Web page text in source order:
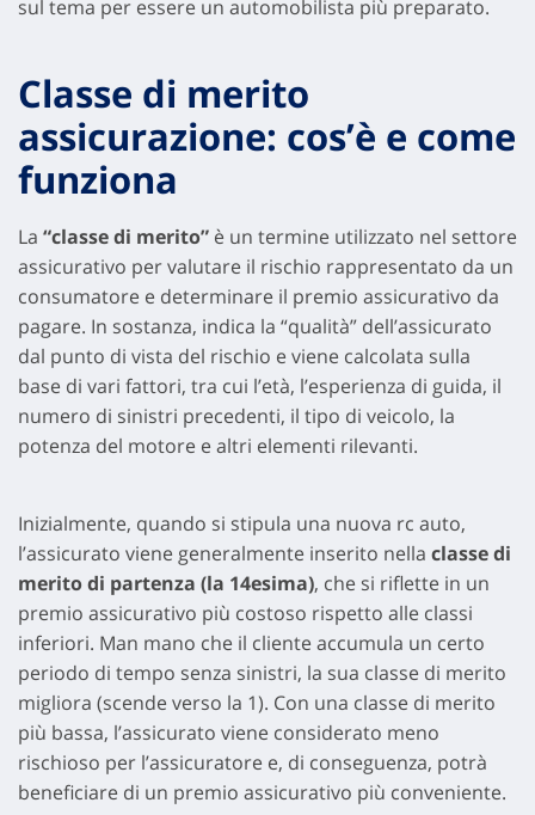
sul tema per essere un automobilista più preparato.
Classe di merito
assicurazione: cos’è e come
funziona
La “classe di merito” è un termine utilizzato nel settore
assicurativo per valutare il rischio rappresentato da un
consumatore e determinare il premio assicurativo da
pagare. In sostanza, indica la “qualità” dell’assicurato
dal punto di vista del rischio e viene calcolata sulla
base di vari fattori, tra cui l’età, l’esperienza di guida, il
numero di sinistri precedenti, il tipo di veicolo, la
potenza del motore e altri elementi rilevanti.
Inizialmente, quando si stipula una nuova rc auto,
l’assicurato viene generalmente inserito nella classe di
merito di partenza (la 14esima), che si riflette in un
premio assicurativo più costoso rispetto alle classi
inferiori. Man mano che il cliente accumula un certo
periodo di tempo senza sinistri, la sua classe di merito
migliora (scende verso la 1). Con una classe di merito
più bassa, l’assicurato viene considerato meno
rischioso per l’assicuratore e, di conseguenza, potrà
beneficiare di un premio assicurativo più conveniente.